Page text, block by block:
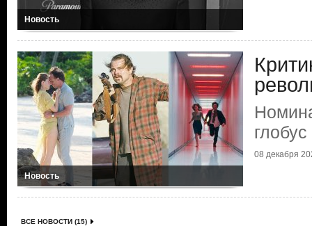
Новость
Новость
08 декабря
ВСЕ НОВОСТИ (15)